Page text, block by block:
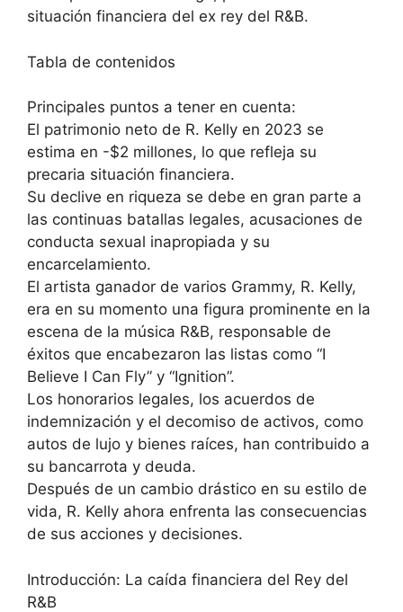
situación financiera del ex rey del R&B.
Tabla de contenidos
Principales puntos a tener en cuenta:
El patrimonio neto de R. Kelly en 2023 se
estima en -$2 millones, lo que refleja su
precaria situación financiera.
Su declive en riqueza se debe en gran parte a
las continuas batallas legales, acusaciones de
conducta sexual inapropiada y su
encarcelamiento.
El artista ganador de varios Grammy, R. Kelly,
era en su momento una figura prominente en la
escena de la música R&B, responsable de
éxitos que encabezaron las listas como “I
Believe I Can Fly” y “Ignition”.
Los honorarios legales, los acuerdos de
indemnización y el decomiso de activos, como
autos de lujo y bienes raíces, han contribuido a
su bancarrota y deuda.
Después de un cambio drástico en su estilo de
vida, R. Kelly ahora enfrenta las consecuencias
de sus acciones y decisiones.
Introducción: La caída financiera del Rey del
R&B